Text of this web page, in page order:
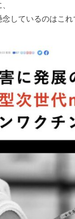
しているのはこ